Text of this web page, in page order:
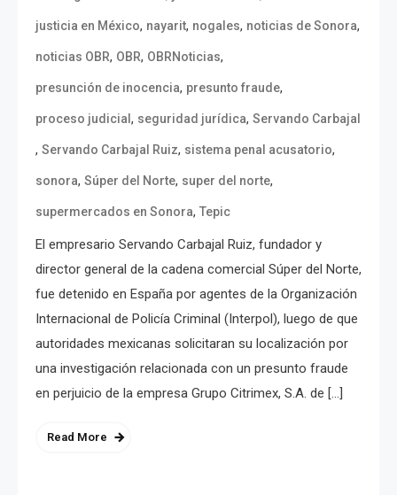
justicia en México, nayarit, nogales, noticias de Sonora,
noticias OBR, OBR, OBRNoticias,
presunción de inocencia, presunto fraude,
proceso judicial , seguridad jurídica, Servando Carbajal
, Servando Carbajal Ruiz, sistema penal acusatorio,
sonora, Súper del Norte, super del norte,
supermercados en Sonora, Tepic
El empresario Servando Carbajal Ruiz, fundador y
director general de la cadena comercial Súper del Norte,
fue detenido en España por agentes de la Organización
Internacional de Policía Criminal (Interpol), luego de que
autoridades mexicanas solicitaran su localización por
una investigación relacionada con un presunto fraude
en perjuicio de la empresa Grupo Citrimex, S.A. de […]
Read More